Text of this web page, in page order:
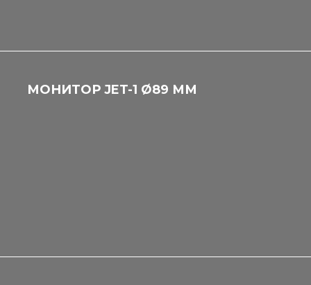
МОНИТОР JET-1 Ø89 ММ